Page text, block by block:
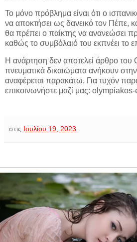
Το μόνο πρόβλημα είναι ότι ο
να αποκτήσει ως δανεικό τον Πέπε,
θα πρέπει ο παίκτης να ανανεώσει
καθώς το συμβόλαιό του εκπνέει το
Η ανάρτηση δεν αποτελεί άρθρο
πνευματικά δικαιώματα ανήκουν
αναφέρεται παρακάτω. Για τυχόν
επικοινωνήστε μαζί μας:
στις Ιουλίου 19, 2023